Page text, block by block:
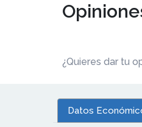
¿Quieres dar tu
Datos